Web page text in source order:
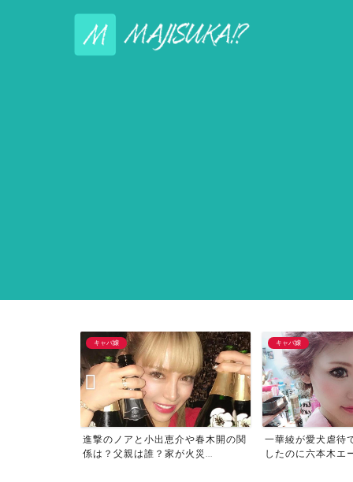
キャバ嬢
進撃のノアと小出恵介や春木開の関
係は？父親は誰？家が火災...
キャバ嬢
一華綾が愛犬虐待
したのに六本木エ